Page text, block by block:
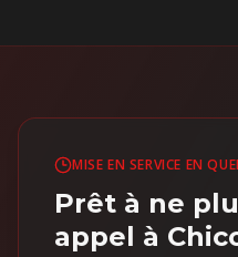
MISE EN SERVICE EN
Prêt à ne
appel à